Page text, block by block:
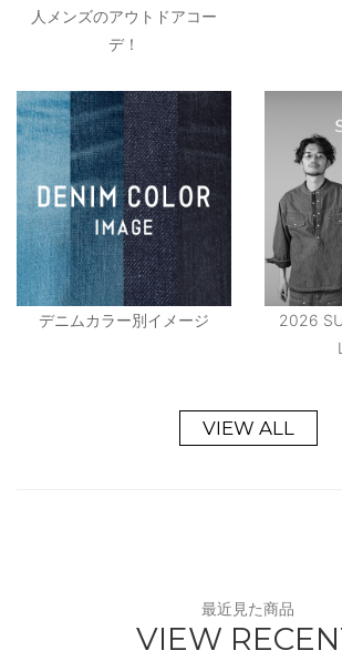
人メンズのアウトドアコー
デ！
デニムカラー別イメージ
2026
VIEW ALL
最近見た商品
VIEW